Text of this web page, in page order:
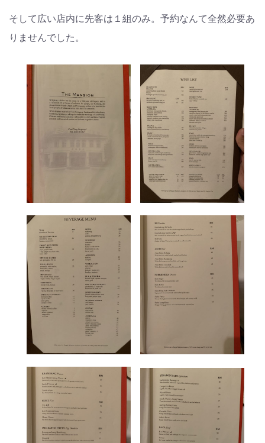
そして広い店内に先客は１組のみ。予約なんて全然必要あ
りませんでした。